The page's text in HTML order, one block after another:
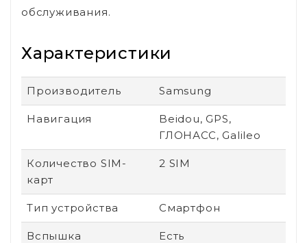
обслуживания.
Характеристики
Производитель Samsung
Навигация
Beidou, GPS,
ГЛОНАСС, Galileo
Количество SIM-
карт
2 SIM
Тип устройства Смартфон
Вспышка Есть